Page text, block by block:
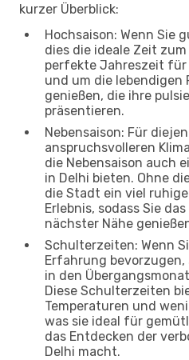
kurzer Überblick:
Hochsaison: Wenn Sie
dies die ideale Zeit
perfekte Jahreszeit
und um die lebendigen
genießen, die ihre
präsentieren.
Nebensaison: Für
anspruchsvolleren
die Nebensaison auch
in Delhi bieten. Ohne
die Stadt ein viel
Erlebnis, sodass Sie
nächster Nähe
Schulterzeiten: Wenn
Erfahrung bevorzugen,
in den
Diese Schulterzeiten
Temperaturen und
was sie ideal für
das Entdecken der
Delhi macht.